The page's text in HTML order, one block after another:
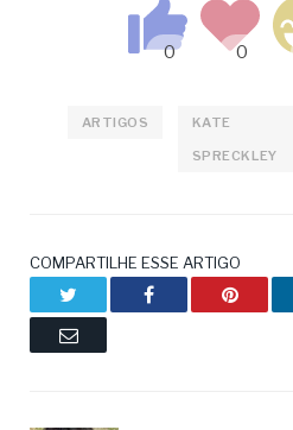
ARTIGOS
KATE
SPRECKLEY
COMPARTILHE ESSE ARTIGO
Facebook Pinterest
Email